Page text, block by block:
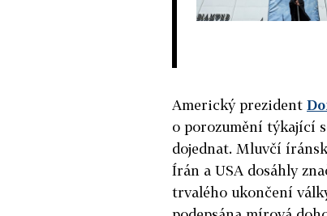
Americký prezident
o porozumění týkající
dojednat. Mluvčí
Írán a USA dosáhly
trvalého ukončení